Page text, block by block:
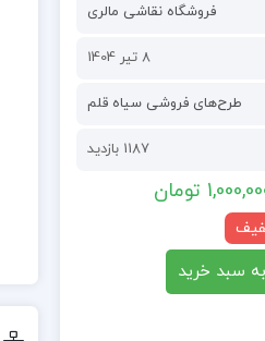
فروشگاه نقاشی مالری
8 تیر 1404
طرح‌های فروشی سیاه قلم
1187 بازدید
تومان
سبد خرید